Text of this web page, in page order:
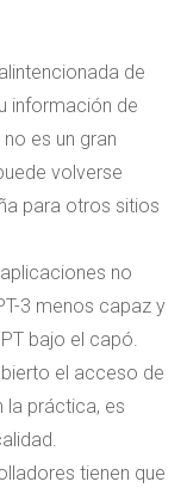
de
información de
es un gran
volverse
para otros sitios
no
3 menos capaz y
bajo el capó.
el acceso de
la práctica, es
tienen que